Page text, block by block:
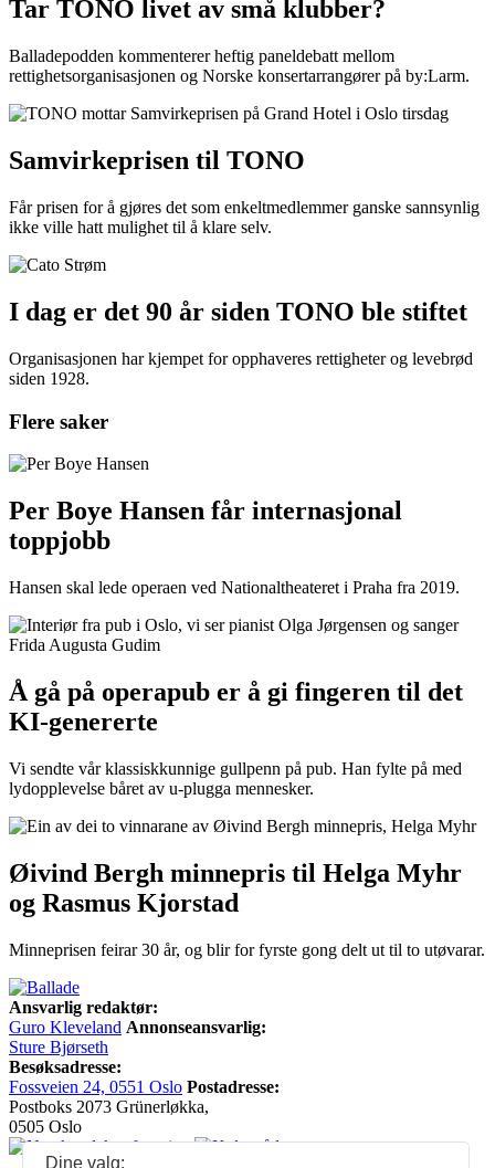
Tar TONO livet av små klubber?
Balladepodden kommenterer heftig paneldebatt mellom
rettighetsorganisasjonen og Norske konsertarrangører på by:Larm.
Samvirkeprisen til TONO
Får prisen for å gjøres det som enkeltmedlemmer ganske sannsynlig
ikke ville hatt mulighet til å klare selv.
I dag er det 90 år siden TONO ble stiftet
Organisasjonen har kjempet for opphaveres rettigheter og levebrød
siden 1928.
Flere saker
Per Boye Hansen får internasjonal
toppjobb
Hansen skal lede operaen ved Nationaltheateret i Praha fra 2019.
Å gå på operapub er å gi fingeren til det
KI-genererte
Vi sendte vår klassiskkunnige gullpenn på pub. Han fylte på med
lydopplevelse båret av u-plugga mennesker.
Øivind Bergh minnepris til Helga Myhr
og Rasmus Kjorstad
Minneprisen feirar 30 år, og blir for fyrste gong delt ut til to utøvarar.
Ansvarlig redaktør:
Guro Kleveland Annonseansvarlig:
Sture Bjørseth
Besøksadresse:
Fossveien 24, 0551 Oslo Postadresse:
Postboks 2073 Grünerløkka,
0505 Oslo
Dine valg: